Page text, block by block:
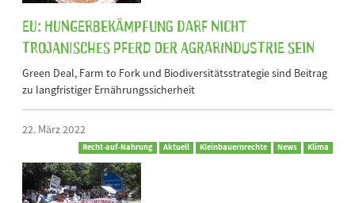
EU: Hungerbekämpfung darf nicht
trojanisches Pferd der Agrarindustrie sein
Green Deal, Farm to Fork und Biodiversitätsstrategie sind Beitrag
zu langfristiger Ernährungssicherheit
22. März 2022
Recht-auf-Nahrung Aktuell Kleinbauernrechte News Klima